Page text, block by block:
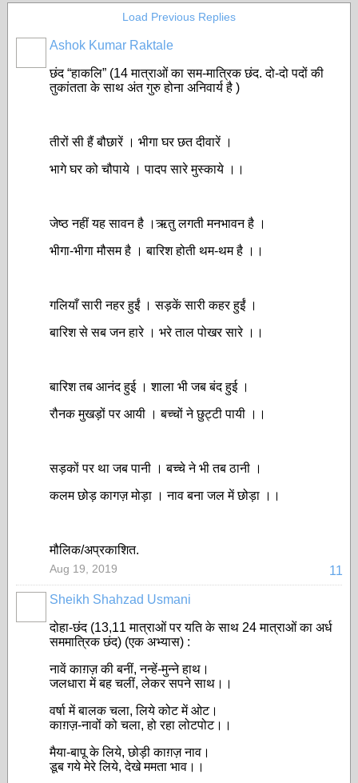
Load Previous Replies
Ashok Kumar Raktale
छंद “हाकलि” (14 मात्राओं का सम-मात्रिक छंद. दो-दो पदों की
तुकांतता के साथ अंत गुरु होना अनिवार्य है )
तीरों सी हैं बौछारें । भीगा घर छत दीवारें ।
भागे घर को चौपाये । पादप सारे मुस्काये ।।
जेष्ठ नहीं यह सावन है ।ऋतु लगती मनभावन है ।
भीगा-भीगा मौसम है । बारिश होती थम-थम है ।।
गलियाँ सारी नहर हुईं । सड़कें सारी कहर हुईं ।
बारिश से सब जन हारे । भरे ताल पोखर सारे ।।
बारिश तब आनंद हुई । शाला भी जब बंद हुई ।
रौनक मुखड़ों पर आयी । बच्चों ने छुट्टी पायी ।।
सड़कों पर था जब पानी । बच्चे ने भी तब ठानी ।
कलम छोड़ कागज़ मोड़ा । नाव बना जल में छोड़ा ।।
मौलिक/अप्रकाशित.
11
Aug 19, 2019
Sheikh Shahzad Usmani
दोहा-छंद (13,11 मात्राओं पर यति के साथ 24 मात्राओं का अर्ध
सममात्रिक छंद) (एक अभ्यास) :
नावें काग़ज़ की बनीं, नन्हें-मुन्ने हाथ।
जलधारा में बह चलीं, लेकर सपने साथ।।
वर्षा में बालक चला, लिये कोट में ओट।
काग़ज़-नावों को चला, हो रहा लोटपोट।।
मैया-बापू के लिये, छोड़ी काग़ज़ नाव।
डूब गये मेरे लिये, देखे ममता भाव।।